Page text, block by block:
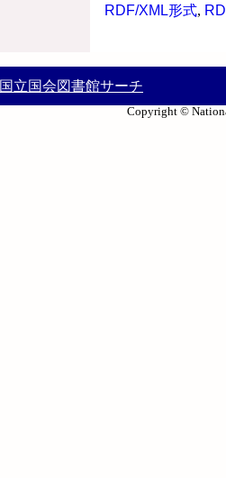
RDF/XML形式,
国立国会図書館サーチ
Copyright ©